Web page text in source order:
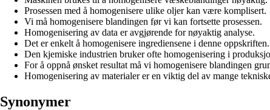
Prosessen med å homogenisere ulike oljer kan være komplisert.
Vi må homogenisere blandingen før vi kan fortsette prosessen.
Homogenisering av data er avgjørende for nøyaktig analyse.
Det er enkelt å homogenisere ingrediensene i denne oppskriften.
Den kjemiske industrien bruker ofte homogenisering i
For å oppnå ønsket resultat må vi homogenisere blandingen
Homogenisering av materialer er en viktig del av mange
Synonymer